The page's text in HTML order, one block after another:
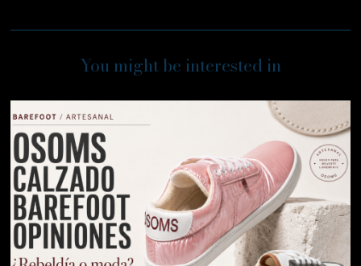
You might be interested in